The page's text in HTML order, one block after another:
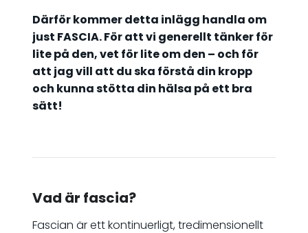
Därför kommer detta inlägg handla om
just FASCIA. För att vi generellt tänker för
lite på den, vet för lite om den – och för
att jag vill att du ska förstå din kropp
och kunna stötta din hälsa på ett bra
sätt!
Vad är fascia?
Fascian är ett kontinuerligt, tredimensionellt